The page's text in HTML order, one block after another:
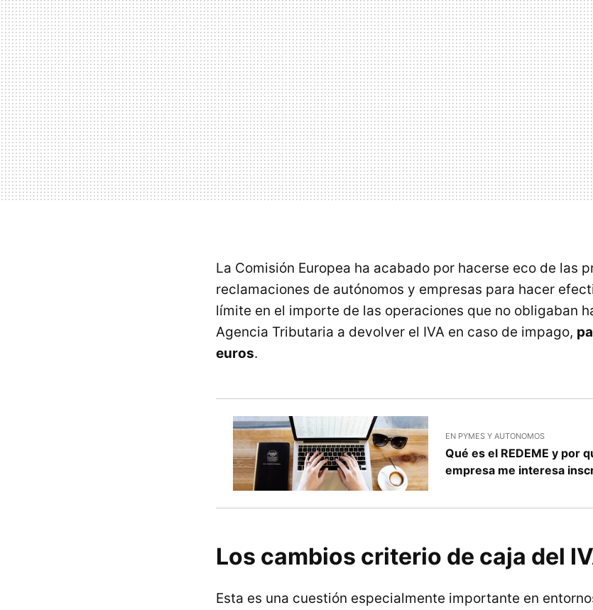
La Comisión Europea ha acabado por hacerse eco de las
reclamaciones de autónomos y empresas para hacer
límite en el importe de las operaciones que no obligaban
Agencia Tributaria a devolver el IVA en caso de impago,
euros.
EN PYMES Y AUTONOMOS
Qué es el REDEME y por
empresa me interesa
Los cambios criterio de caja del
Esta es una cuestión especialmente importante en